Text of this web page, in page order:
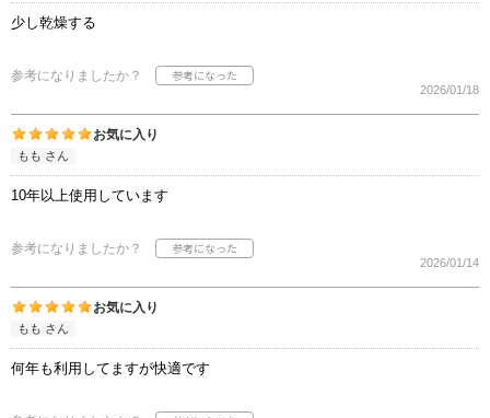
少し乾燥する
参考になりましたか？
2026/01/18
お気に入り
もも さん
10年以上使用しています
参考になりましたか？
2026/01/14
お気に入り
もも さん
何年も利用してますが快適です